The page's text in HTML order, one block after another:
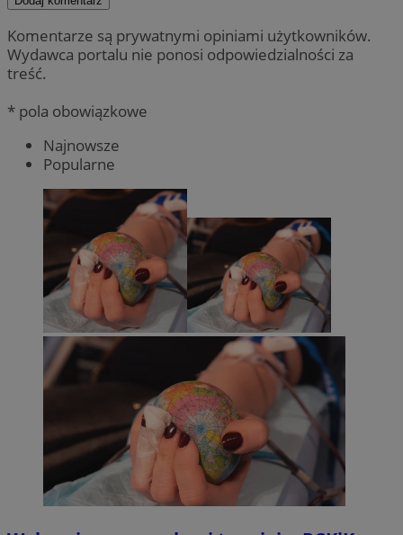
Komentarze są prywatnymi opiniami użytkowników.
Wydawca portalu nie ponosi odpowiedzialności za
treść.
* pola obowiązkowe
Najnowsze
Popularne